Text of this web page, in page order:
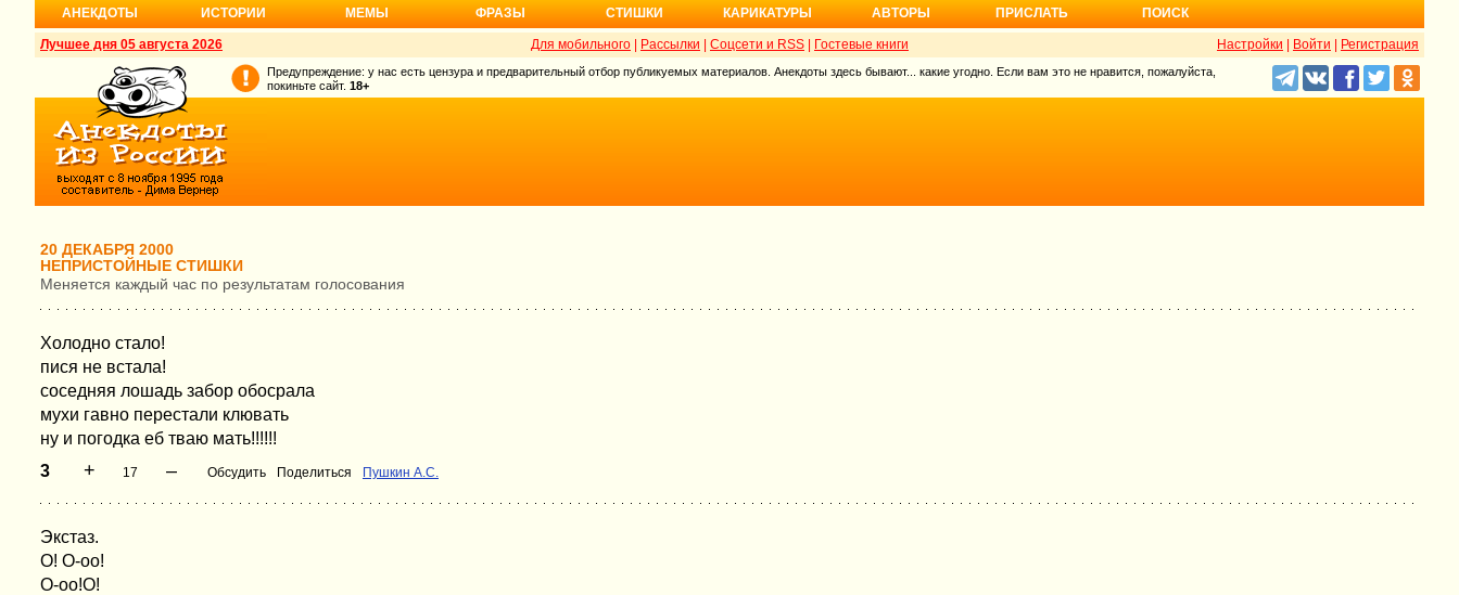
АНЕКДОТЫ ИСТОРИИ МЕМЫ ФРАЗЫ СТИШКИ КАРИКАТУРЫ АВТОРЫ ПРИСЛАТЬ ПОИСК
Лучшее дня 05 августа 2026 Настройки Войти Регистрация
Для мобильного Рассылки Соцсети и RSS Гостевые книги
Предупреждение: у нас есть цензура и предварительный отбор публикуемых материалов. Анекдоты здесь бывают... какие угодно. Если вам это не нравится, пожалуйста,
покиньте сайт. 18+
20 ДЕКАБРЯ 2000
НЕПРИСТОЙНЫЕ СТИШКИ
Меняется каждый час по результатам голосования
Холодно стало!
пися не встала!
соседняя лошадь забор обосрала
мухи гавно перестали клювать
ну и погодка еб тваю мать!!!!!!
3
+ 17 – Обсудить Поделиться Пушкин А.С.
Экстаз.
О! О-оо!
О-оо!О!